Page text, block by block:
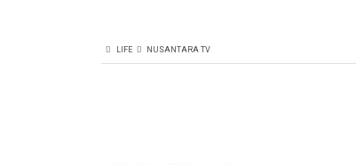
LIFE NUSANTARA TV